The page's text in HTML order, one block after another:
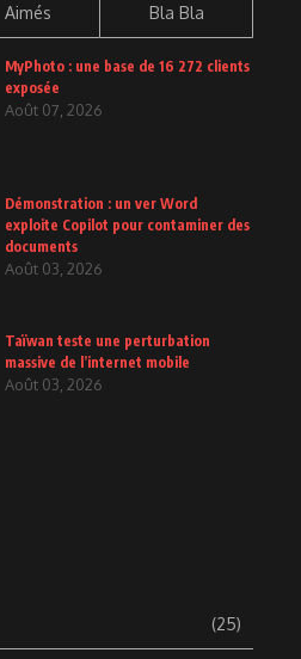
Aimés Bla Bla
MyPhoto : une base de 16 272 clients
exposée
Août 07, 2026
Démonstration : un ver Word
exploite Copilot pour contaminer des
documents
Août 03, 2026
Taïwan teste une perturbation
massive de l’internet mobile
Août 03, 2026
(25)